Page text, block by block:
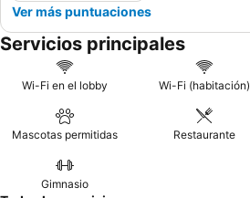
Ver más puntuaciones
Servicios principales
Wi-Fi en el lobby Wi-Fi (habitación)
Mascotas permitidas Restaurante
Gimnasio